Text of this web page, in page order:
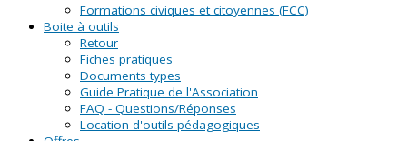
Formations civiques et citoyennes (FCC)
Boite à outils
Retour
Fiches pratiques
Documents types
Guide Pratique de l'Association
FAQ - Questions/Réponses
Location d'outils pédagogiques